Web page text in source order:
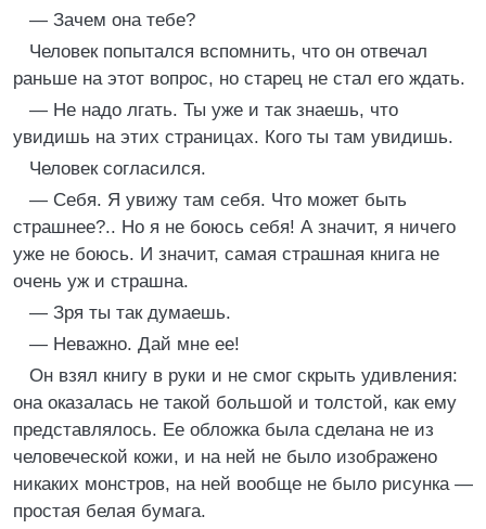
— Зачем она тебе?
Человек попытался вспомнить, что он отвечал
раньше на этот вопрос, но старец не стал его ждать.
— Не надо лгать. Ты уже и так знаешь, что
увидишь на этих страницах. Кого ты там увидишь.
Человек согласился.
— Себя. Я увижу там себя. Что может быть
страшнее?.. Но я не боюсь себя! А значит, я ничего
уже не боюсь. И значит, самая страшная книга не
очень уж и страшна.
— Зря ты так думаешь.
— Неважно. Дай мне ее!
Он взял книгу в руки и не смог скрыть удивления:
она оказалась не такой большой и толстой, как ему
представлялось. Ее обложка была сделана не из
человеческой кожи, и на ней не было изображено
никаких монстров, на ней вообще не было рисунка —
простая белая бумага.